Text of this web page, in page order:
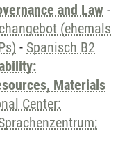
and Law -
(ehemals
- Spanisch B2
Materials
Center: